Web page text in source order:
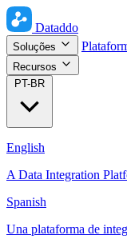
Dataddo
Soluções
Recursos
PT-BR
English
A Data Integration
Spanish
Una plataforma de